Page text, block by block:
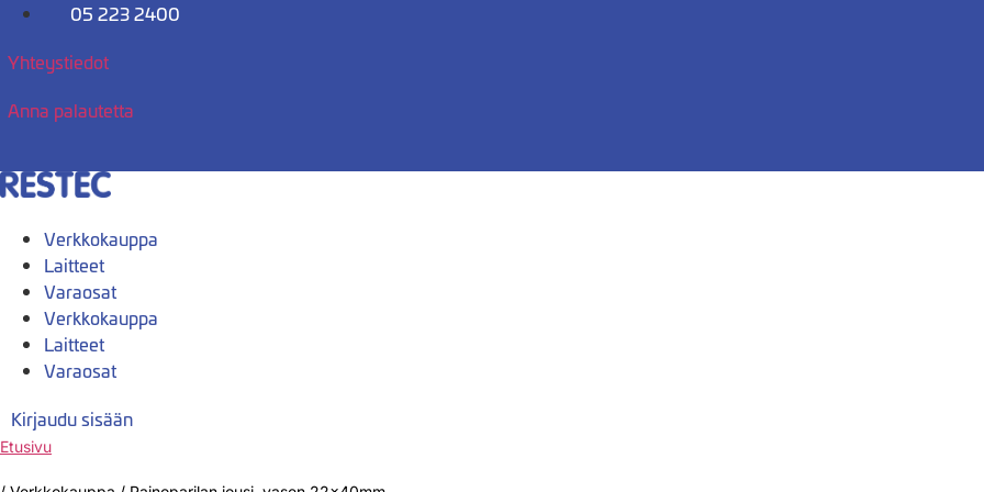
Mene
05 223 2400
Yhteystiedot
Anna palautetta
Verkkokauppa
Laitteet
Varaosat
Verkkokauppa
Laitteet
Varaosat
Kirjaudu sisään
Etusivu